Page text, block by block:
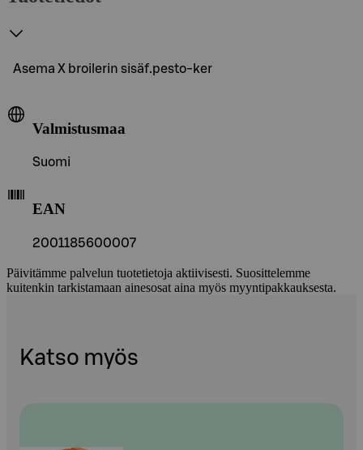
Asema X broilerin sisäf.pesto-ker
Valmistusmaa
Suomi
EAN
2001185600007
Päivitämme palvelun tuotetietoja aktiivisesti. Suosittelemme
kuitenkin tarkistamaan ainesosat aina myös myyntipakkauksesta.
Katso myös